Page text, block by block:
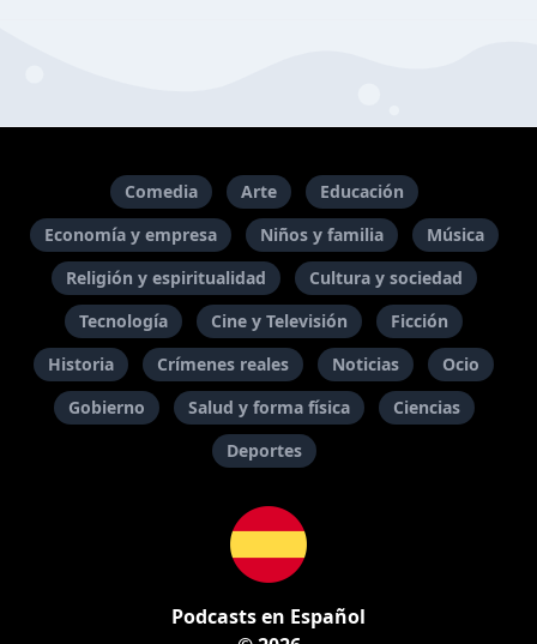
Comedia Arte
Educación
Economía y empresa
Niños y familia
Música
Religión y espiritualidad
Cultura y sociedad
Tecnología
Cine y Televisión
Ficción
Historia
Crímenes reales Noticias
Ocio
Gobierno
Salud y forma física
Ciencias
Deportes
Podcasts en Español